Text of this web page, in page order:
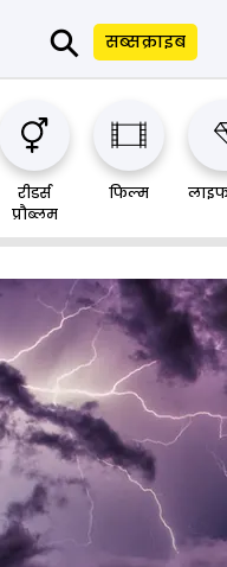
⚲ सब्सक्राइब
रीडर्स
प्रौब्लम
फिल्म